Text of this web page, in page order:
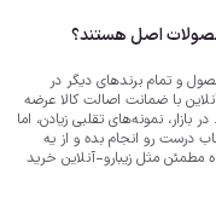
اصل هستند؟
و تمام برندهای دیگر در
با ضمانت اصالت کالا عرضه
بازار، نمونه‌های تقلبی زیادن، اما
درست رو انجام بده و از یه
مطمئن مثل زیبارو-آنلاین خرید